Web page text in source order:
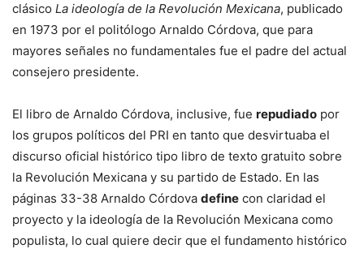
clásico La ideología de la Revolución Mexicana, publicado
en 1973 por el politólogo Arnaldo Córdova, que para
mayores señales no fundamentales fue el padre del actual
consejero presidente.
El libro de Arnaldo Córdova, inclusive, fue repudiado por
los grupos políticos del PRI en tanto que desvirtuaba el
discurso oficial histórico tipo libro de texto gratuito sobre
la Revolución Mexicana y su partido de Estado. En las
páginas 33-38 Arnaldo Córdova define con claridad el
proyecto y la ideología de la Revolución Mexicana como
populista, lo cual quiere decir que el fundamento histórico